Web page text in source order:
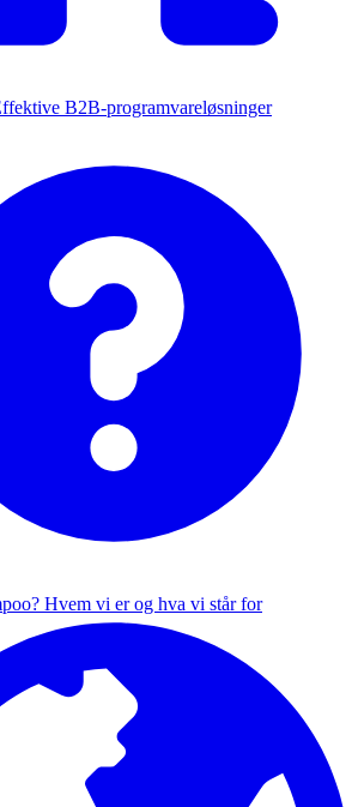
B2B-programvareløsninger
Hvem vi er og hva vi står for